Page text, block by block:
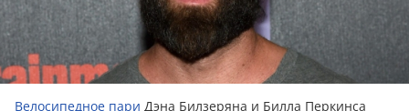
Велосипедное пари Дэна Билзеряна и Билла Перкинса